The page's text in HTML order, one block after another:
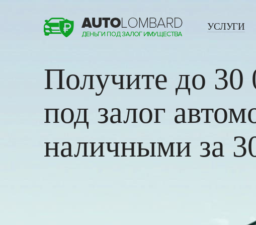
УСЛУГИ
Получите до 30
под залог
наличными за